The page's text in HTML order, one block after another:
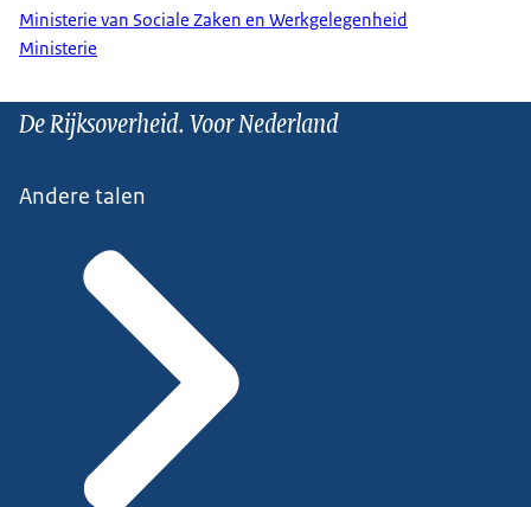
Ministerie van Sociale Zaken en Werkgelegenheid
Ministerie
De Rijksoverheid. Voor Nederland
Andere talen